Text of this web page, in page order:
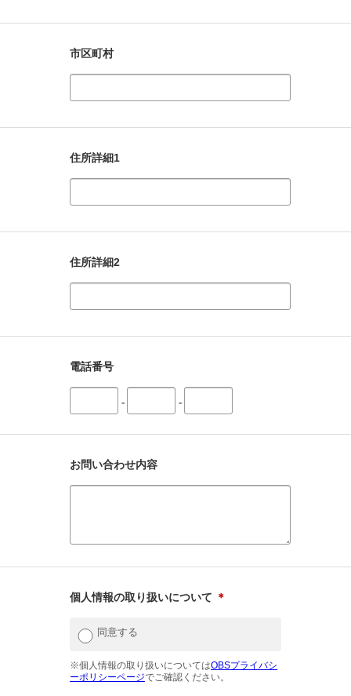
市区町村
住所詳細1
住所詳細2
電話番号
- -
お問い合わせ内容
個人情報の取り扱いについて ＊
同意する
※個人情報の取り扱いについてはOBSプライバシ
ーポリシーページでご確認ください。